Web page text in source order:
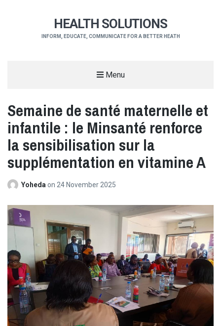
HEALTH SOLUTIONS
INFORM, EDUCATE, COMMUNICATE FOR A BETTER HEATH
Menu
Semaine de santé maternelle et
infantile : le Minsanté renforce
la sensibilisation sur la
supplémentation en vitamine A
Yoheda on 24 November 2025